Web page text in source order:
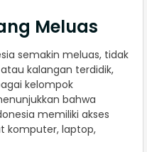
Meluas
semakin meluas, tidak
kalangan terdidik,
kelompok
bahwa
memiliki akses
komputer, laptop,